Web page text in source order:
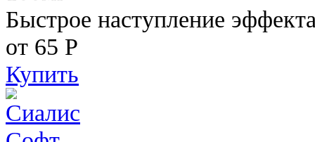
Быстрое наступление
от 65 Р
Купить